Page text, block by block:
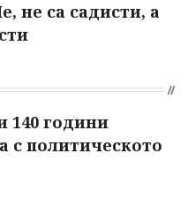
не са садисти, а
140 години
с политическото